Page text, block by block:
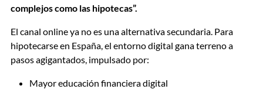
complejos como las hipotecas”.
El canal online ya no es una alternativa secundaria. Para
hipotecarse en España, el entorno digital gana terreno a
pasos agigantados, impulsado por:
Mayor educación financiera digital